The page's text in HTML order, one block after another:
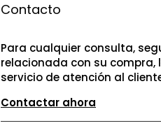
Contacto
Para cualquier consulta,
relacionada con su
servicio de atención al
Contactar ahora